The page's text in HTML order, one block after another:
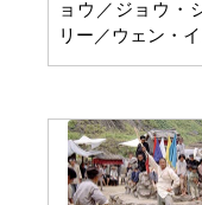
ョウ／ジョウ・
リー／ウェン・